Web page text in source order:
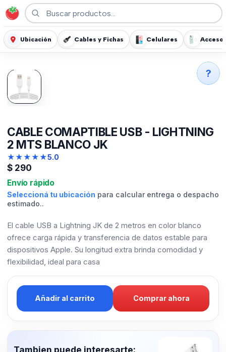
Ubicación Cables y Fichas Celulares
CABLE COMAPTIBLE USB - LIGHTNING
2 MTS BLANCO JK
★★★★★5.0
$ 290
Envío rápido
Seleccioná tu ubicación para calcular entrega o despacho
estimado..
El cable USB a Lightning JK de 2 metros en color blanco
ofrece carga rápida y transferencia de datos estable para
dispositivos Apple. Su longitud extra brinda comodidad y
flexibilidad, ideal para casa
Añadir al carrito Comprar ahora
Tambien puede interesarte:
?